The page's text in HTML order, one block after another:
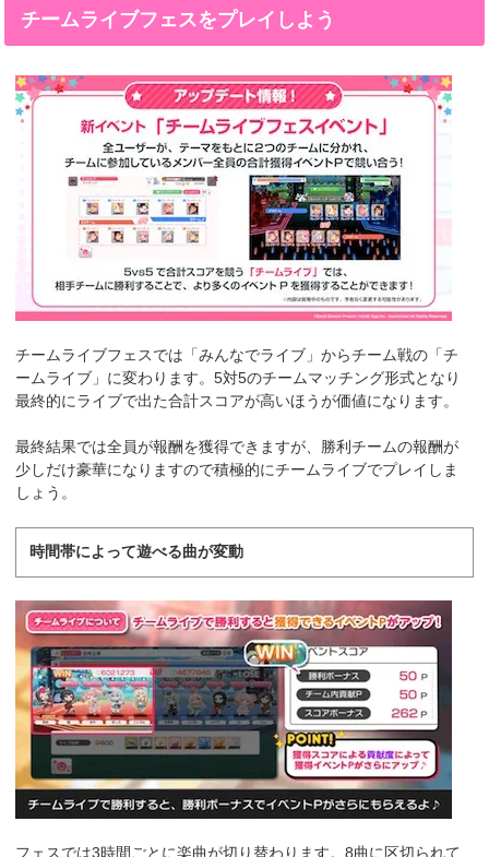
チームライブフェスをプレイしよう
チームライブフェスでは「みんなでライブ」からチーム戦の「チ
ームライブ」に変わります。5対5のチームマッチング形式となり
最終的にライブで出た合計スコアが高いほうが価値になります。
最終結果では全員が報酬を獲得できますが、勝利チームの報酬が
少しだけ豪華になりますので積極的にチームライブでプレイしま
しょう。
時間帯によって遊べる曲が変動
フェスでは3時間ごとに楽曲が切り替わります。8曲に区切られて